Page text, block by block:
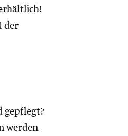
der
gepflegt?
werden